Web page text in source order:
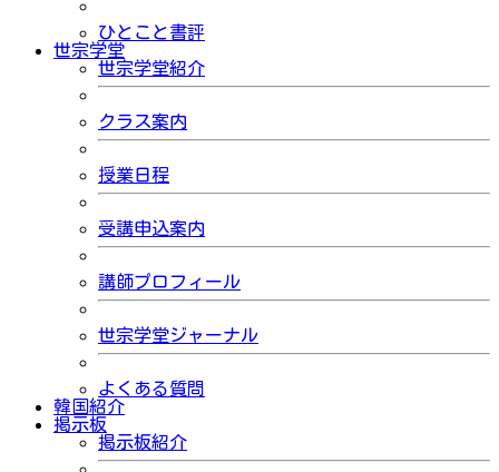
ひとこと書評
世宗学堂
世宗学堂紹介
クラス案内
授業日程
受講申込案内
講師プロフィール
世宗学堂ジャーナル
よくある質問
韓国紹介
掲示板
掲示板紹介